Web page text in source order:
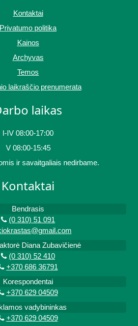
Kontaktai
Privatumo politika
Kainos
Archyvas
Temos
laikraščio prenumerata
laikas
I-IV 08:00-17:00
V 08:00-15:45
ir savaitgaliais nedirbame.
Kontaktai
Bendrasis
(0 310) 51 091
Diana Zubavičienė
(0 310) 52 410
+370 686 36791
Korespondentai
+370 629 04509
vadybininkas
+370 629 04509